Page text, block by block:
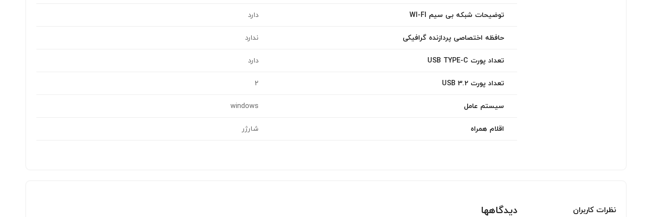
توضیحات شبکه بی سیم WI-FI
دارد
حافظه اختصاصی پردازنده گرافیکی
ندارد
تعداد پورت USB TYPE-C
دارد
تعداد پورت USB 3.2
2
سیستم عامل
windows
اقلام همراه
شارژر
نظرات کاربران دیدگاهها